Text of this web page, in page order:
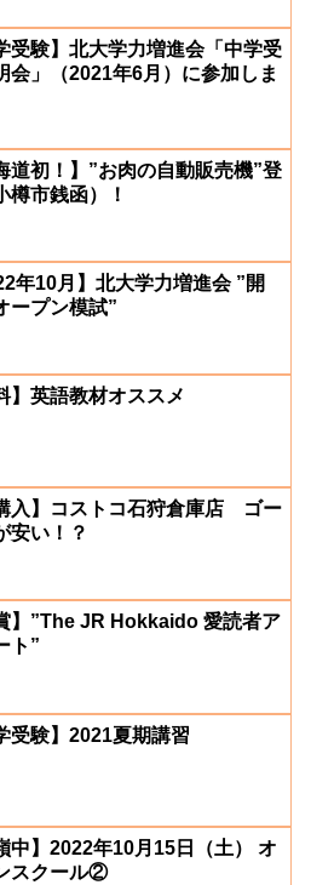
受験】北大学力増進会「中学受
会」（2021年6月）に参加しま
道初！】”お肉の自動販売機”登
樽市銭函）！
年10月】北大学力増進会 ”開
ープン模試”
】英語教材オススメ
入】コストコ石狩倉庫店 ゴー
安い！？
】”The JR Hokkaido 愛読者ア
ト”
受験】2021夏期講習
中】2022年10月15日（土） オ
スクール②